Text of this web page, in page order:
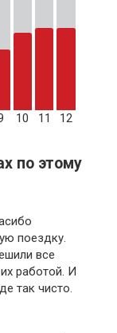
10 11 12
по этому
поездку.
все
работой. И
так чисто.